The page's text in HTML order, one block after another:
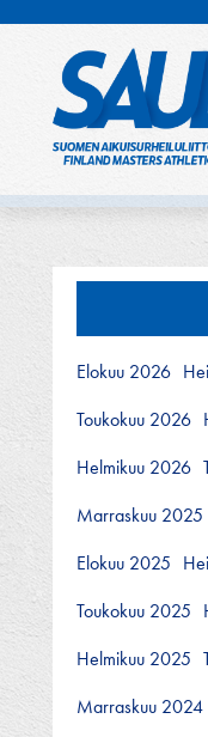
Elokuu 2026
Toukokuu 2026
Helmikuu 2026
Marraskuu 2025
Elokuu 2025
Toukokuu 2025
Helmikuu 2025
Marraskuu 2024